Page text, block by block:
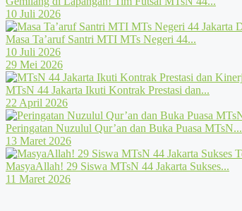
10 Juli 2026
Masa Ta’aruf Santri MTI MTs Negeri 44...
10 Juli 2026
29 Mei 2026
MTsN 44 Jakarta Ikuti Kontrak Prestasi dan...
22 April 2026
Peringatan Nuzulul Qur’an dan Buka Puasa MTsN...
13 Maret 2026
MasyaAllah! 29 Siswa MTsN 44 Jakarta Sukses...
11 Maret 2026